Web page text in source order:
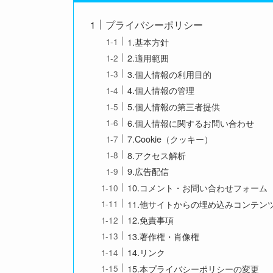
プライバシーポリシー
1.基本方針
2.適用範囲
3.個人情報の利用目的
4.個人情報の管理
5.個人情報の第三者提供
6.個人情報に関するお問い合わせ
7.Cookie（クッキー）
8.アクセス解析
9.広告配信
10.コメント・お問い合わせフォーム
11.他サイトからの埋め込みコンテン
12.免責事項
13.著作権・肖像権
14.リンク
15.本プライバシーポリシーの変更